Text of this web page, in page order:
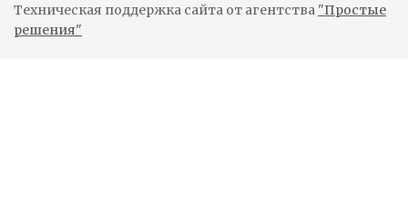
Техническая поддержка сайта от агентства "Простые
решения"